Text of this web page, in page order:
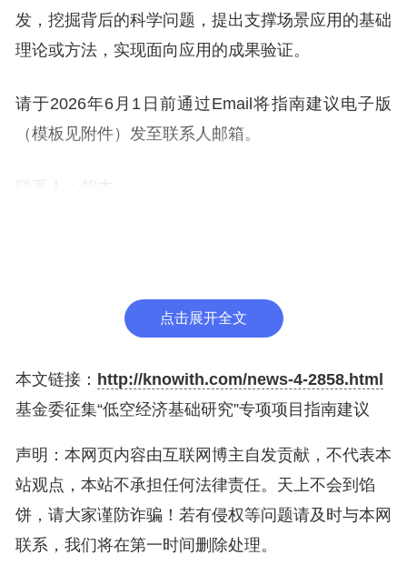
发，挖掘背后的科学问题，提出支撑场景应用的基础
理论或方法，实现面向应用的成果验证。
请于2026年6月1日前通过Email将指南建议电子版
（模板见附件）发至联系人邮箱。
联系人：胡杰
点击展开全文
本文链接： http://knowith.com/news-4-2858.html
基金委征集“低空经济基础研究”专项项目指南建议
声明：本网页内容由互联网博主自发贡献，不代表本
站观点，本站不承担任何法律责任。天上不会到馅
饼，请大家谨防诈骗！若有侵权等问题请及时与本网
联系，我们将在第一时间删除处理。